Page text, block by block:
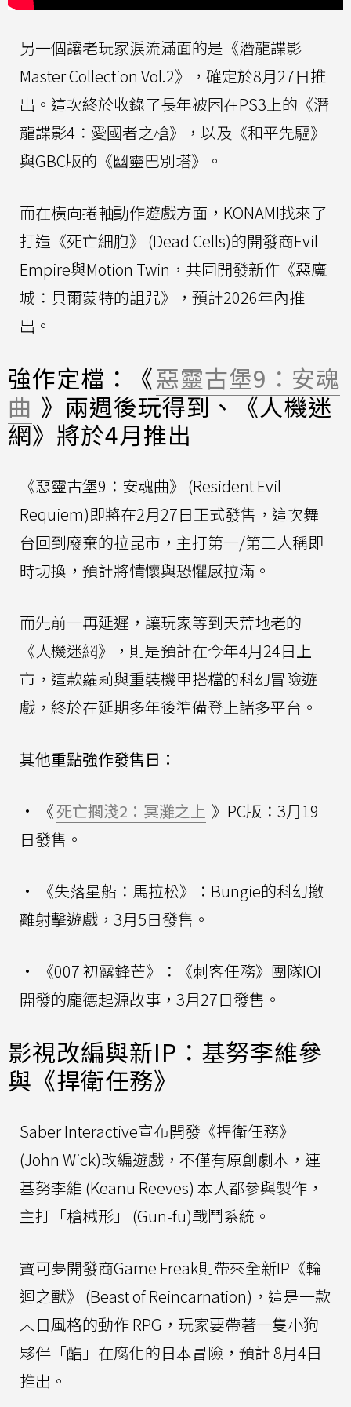
另一個讓老玩家淚流滿面的是《潛龍諜影
Master Collection Vol.2》，確定於8月27日推
出。這次終於收錄了長年被困在PS3上的《潛
龍諜影4：愛國者之槍》，以及《和平先驅》
與GBC版的《幽靈巴別塔》。
而在橫向捲軸動作遊戲方面，KONAMI找來了
打造《死亡細胞》 (Dead Cells)的開發商Evil
Empire與Motion Twin，共同開發新作《惡魔
城：貝爾蒙特的詛咒》，預計2026年內推
出。
強作定檔：《惡靈古堡9：安魂
曲 》兩週後玩得到、《人機迷
網》將於4月推出
《惡靈古堡9：安魂曲》 (Resident Evil
Requiem)即將在2月27日正式發售，這次舞
台回到廢棄的拉昆市，主打第一/第三人稱即
時切換，預計將情懷與恐懼感拉滿。
而先前一再延遲，讓玩家等到天荒地老的
《人機迷網》，則是預計在今年4月24日上
市，這款蘿莉與重裝機甲搭檔的科幻冒險遊
戲，終於在延期多年後準備登上諸多平台。
其他重點強作發售日：
• 《死亡擱淺2：冥灘之上 》PC版：3月19
日發售。
• 《失落星船：馬拉松》：Bungie的科幻撤
離射擊遊戲，3月5日發售。
• 《007 初露鋒芒》：《刺客任務》團隊IOI
開發的龐德起源故事，3月27日發售。
影視改編與新IP：基努李維參
與《捍衛任務》
Saber Interactive宣布開發《捍衛任務》
(John Wick)改編遊戲，不僅有原創劇本，連
基努李維 (Keanu Reeves) 本人都參與製作，
主打「槍械形」 (Gun-fu)戰鬥系統。
寶可夢開發商Game Freak則帶來全新IP《輪
迴之獸》 (Beast of Reincarnation)，這是一款
末日風格的動作 RPG，玩家要帶著一隻小狗
夥伴「酷」在腐化的日本冒險，預計 8月4日
推出。